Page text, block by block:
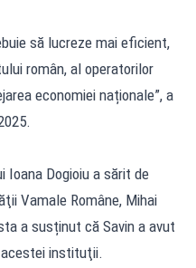
să lucreze mai eficient,
român, al operatorilor
economiei naționale”, a
Ioana Dogioiu a sărit de
Vamale Române, Mihai
a susținut că Savin a avut
instituţii.